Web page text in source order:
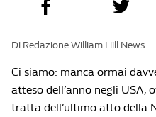
Di Redazione William Hill News
Ci siamo: manca ormai
atteso dell’anno negli USA,
tratta dell’ultimo atto della